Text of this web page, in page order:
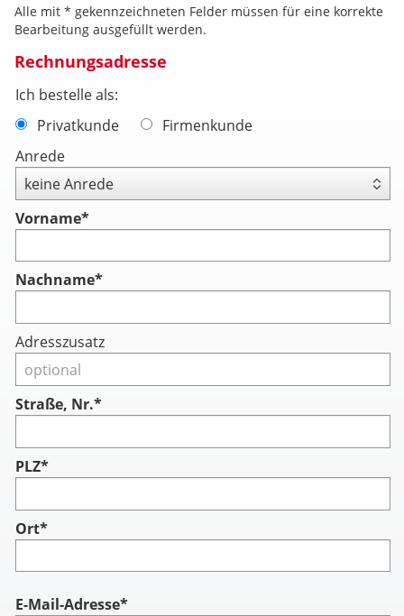
Alle mit * gekennzeichneten Felder müssen für eine korrekte
Bearbeitung ausgefüllt werden.
Rechnungsadresse
Ich bestelle als:
Privatkunde
Firmenkunde
Anrede
Vorname*
Nachname*
Adresszusatz
Straße, Nr.*
PLZ*
Ort*
Account
E-Mail-Adresse*